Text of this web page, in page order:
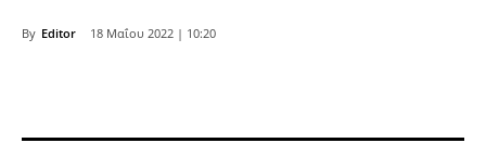
By Editor 18 Μαΐου 2022 | 10:20